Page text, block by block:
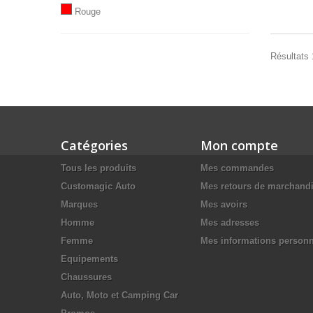
Rouge
Résultats
Catégories
Tous les produits
Customagic Auto
Marques
Homme
Femme
Equipements
Chaussures
Auto, Moto et Camping Car
Mon compte
Mes commandes
Mes retours de
Mes avoirs
Mes adresses
Mes informations